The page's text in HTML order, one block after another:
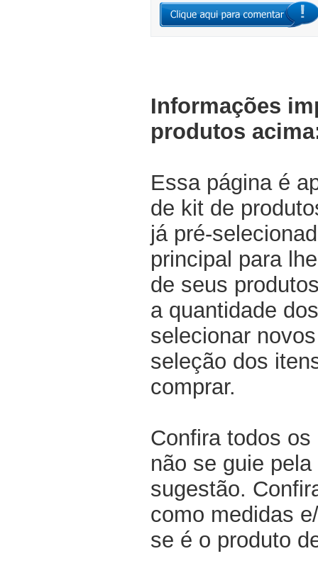
Informações
produtos
Essa página é
de kit de
já pré-
principal para
de seus
a quantidade
selecionar
seleção dos
comprar.
Confira todos
não se guie
sugestão.
como medidas
se é o produto